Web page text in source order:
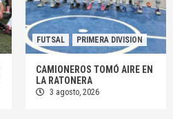
FUTSAL PRIMERA DIVISION
CAMIONEROS TOMÓ AIRE EN
LA RATONERA
3 agosto, 2026